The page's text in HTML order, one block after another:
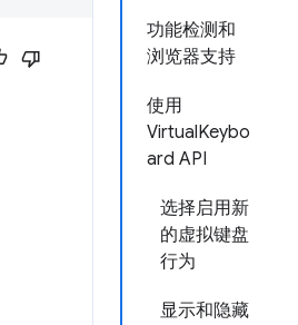
功能检测和
浏览器支持
使用
VirtualKeybo
ard API
选择启用新
的虚拟键盘
行为
显示和隐藏